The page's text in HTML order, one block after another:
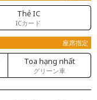
Thẻ IC
ICカード
座席指定
Toa hạng nhất
グリーン車